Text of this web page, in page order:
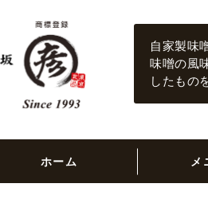
乃木坂
自家製味
味噌の風
したもの
ホーム メ